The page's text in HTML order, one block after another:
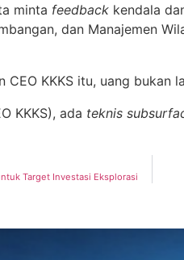
minta feedback kendala
dan Manajemen
CEO KKKS itu, uang
KKKS), ada teknis
Target Investasi Eksplorasi